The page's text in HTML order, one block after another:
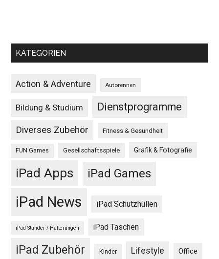
KATEGORIEN
Action & Adventure Autorennen
Bildung & Studium Dienstprogramme
Diverses Zubehör Fitness & Gesundheit
FUN Games Gesellschaftsspiele Grafik & Fotografie
iPad Apps iPad Games
iPad News iPad Schutzhüllen
iPad Ständer / Halterungen iPad Taschen
iPad Zubehör Kinder Lifestyle Office